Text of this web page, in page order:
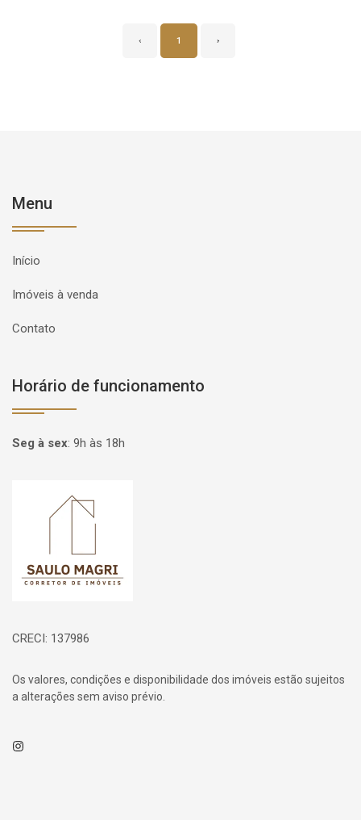
‹ 1 ›
Menu
Início
Imóveis à venda
Contato
Horário de funcionamento
Seg à sex: 9h às 18h
Página inicial
CRECI: 137986
Os valores, condições e disponibilidade dos imóveis estão sujeitos
a alterações sem aviso prévio.
Instagram